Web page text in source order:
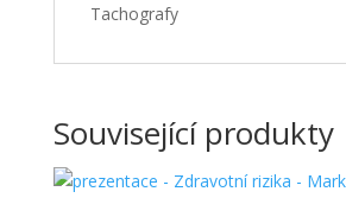
Tachografy
Související produkty